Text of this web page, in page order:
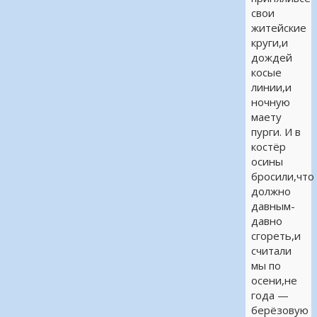
свои
житейские
круги,и
дождей
косые
линии,и
ночную
маету
пурги. И в
костёр
осины
бросили,что
должно
давным-
давно
сгореть,и
считали
мы по
осени,не
года —
берёзовую